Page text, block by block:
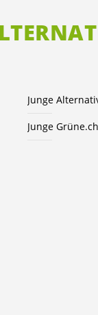
Junge
Junge Grüne.ch